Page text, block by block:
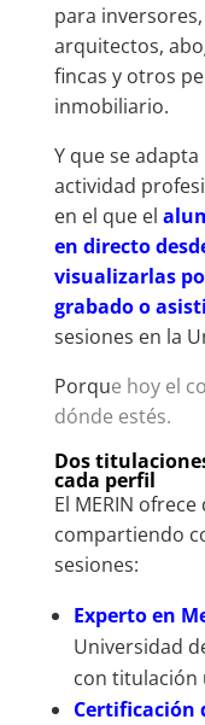
para
arquitectos,
fincas y otros
inmobiliario.
Y que se
actividad
en el que el
en directo
visualizarlas
grabado o
sesiones en la
Porque hoy el
dónde estés.
Dos
cada perfil
El MERIN
compartiendo
sesiones:
Experto en
Universidad
con titulación
Certificación